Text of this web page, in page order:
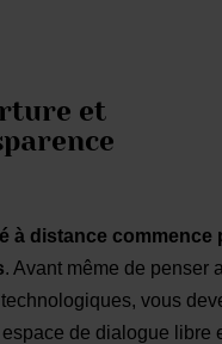
et
à distance commence
. Avant même de penser
vous
de dialogue libre